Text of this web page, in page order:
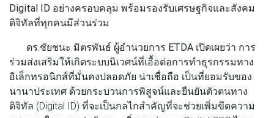
Digital ID อย่างครอบคลุม พร้อมรองรับเศรษฐกิจและสังคม
ดิจิทัลที่ทุกคนมีส่วนร่วม
ดร.ชัยชนะ มิตรพันธ์ ผู้อำนวยการ ETDA เปิดเผยว่า การ
ร่วมส่งเสริมให้เกิดระบบนิเวศน์ที่เอื้อต่อการทำธุรกรรมทาง
อิเล็กทรอนิกส์ที่มั่นคงปลอดภัย น่าเชื่อถือ เป็นที่ยอมรับของ
นานาประเทศ ด้วยกระบวนการพิสูจน์และยืนยันตัวตนทาง
ดิจิทัล (Digital ID) ที่จะเป็นกลไกสำคัญที่จะช่วยเพิ่มขีดความ